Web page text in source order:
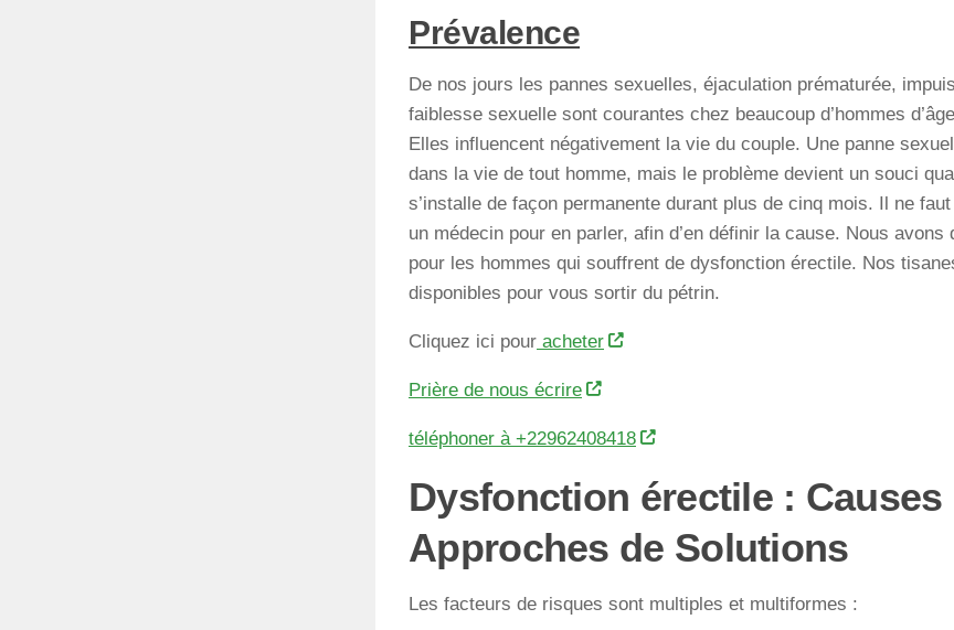
Prévalence
De nos jours les pannes sexuelles, éjaculation prématurée,
faiblesse sexuelle sont courantes chez beaucoup d’hommes
Elles influencent négativement la vie du couple. Une panne
dans la vie de tout homme, mais le problème devient un souci
s’installe de façon permanente durant plus de cinq mois. Il ne
un médecin pour en parler, afin d’en définir la cause. Nous avons
pour les hommes qui souffrent de dysfonction érectile. Nos
disponibles pour vous sortir du pétrin.
Cliquez ici pour acheter
Prière de nous écrire
téléphoner à +22962408418
Dysfonction érectile :
Approches de Solutions
Les facteurs de risques sont multiples et multiformes :